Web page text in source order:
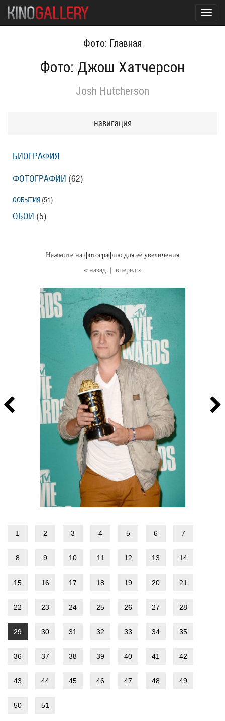
Фото: Главная
Фото: Джош Хатчерсон
Josh Hutcherson
« назад вперед »
Нажмите на фотографию для её увеличения
1 2 3 4 5 6 7
8 9 10 11 12 13 14
15 16 17 18 19 20 21
22 23 24 25 26 27 28
29 30 31 32 33 34 35
36 37 38 39 40 41 42
43 44 45 46 47 48 49
50 51
навигация
БИОГРАФИЯ
ФОТОГРАФИИ (62)
СОБЫТИЯ (51 )
ОБОИ (5)